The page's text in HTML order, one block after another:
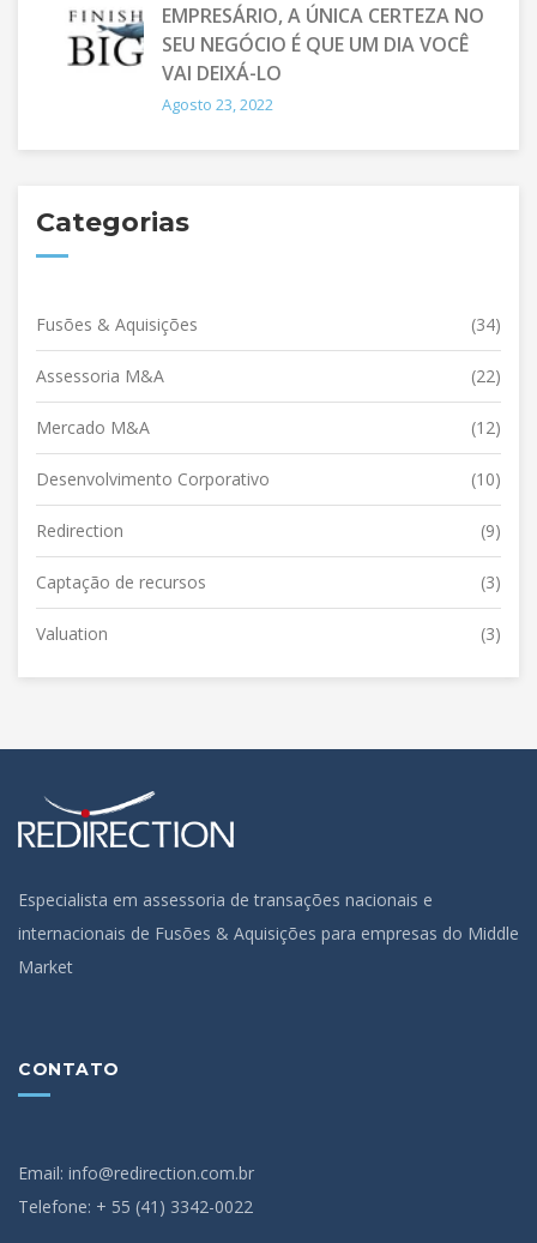
EMPRESÁRIO, A ÚNICA CERTEZA NO
SEU NEGÓCIO É QUE UM DIA VOCÊ
VAI DEIXÁ-LO
Agosto 23, 2022
Categorias
Fusões & Aquisições (34)
Assessoria M&A (22)
Mercado M&A (12)
Desenvolvimento Corporativo (10)
Redirection (9)
Captação de recursos (3)
Valuation (3)
Especialista em assessoria de transações nacionais e
internacionais de Fusões & Aquisições para empresas do Middle
Market
CONTATO
Email: info@redirection.com.br
Telefone: + 55 (41) 3342-0022